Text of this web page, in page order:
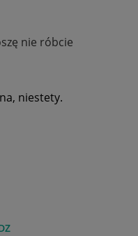
nie róbcie
niestety.